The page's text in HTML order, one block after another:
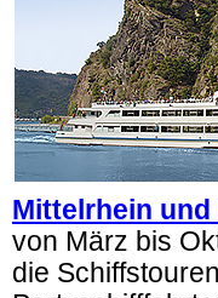
Mittelrhein
von März bis
die